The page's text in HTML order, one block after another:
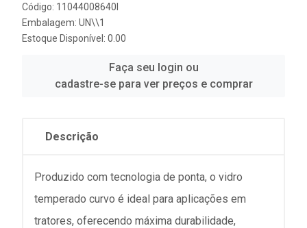
Código: 11044008640I
Embalagem: UN\\1
Estoque Disponível: 0.00
Faça seu login ou
cadastre-se para ver preços e comprar
Descrição
Produzido com tecnologia de ponta, o vidro
temperado curvo é ideal para aplicações em
tratores, oferecendo máxima durabilidade,